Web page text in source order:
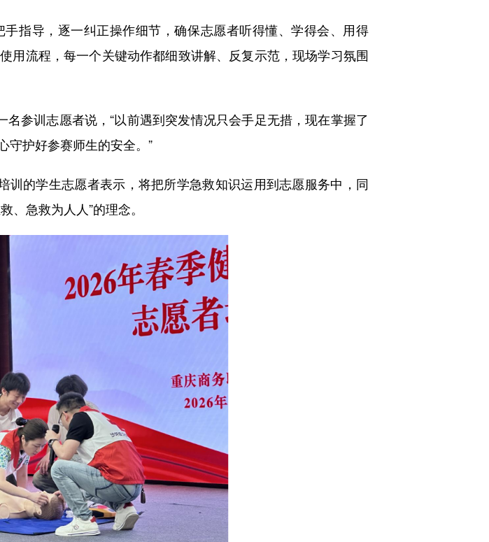
导，逐一纠正操作细节，确保志愿者听得懂、学得会、用得
用流程，每一个关键动作都细致讲解、反复示范，现场学习氛围
参训志愿者说，“以前遇到突发情况只会手足无措，现在掌握了
守护好参赛师生的安全。”
的学生志愿者表示，将把所学急救知识运用到志愿服务中，同
、急救为人人”的理念。